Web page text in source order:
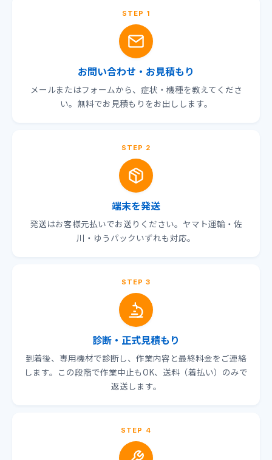
STEP 1
お問い合わせ・お見積もり
メールまたはフォームから、症状・機種を教えてくださ
い。無料でお見積もりをお出しします。
STEP 2
端末を発送
発送はお客様元払いでお送りください。ヤマト運輸・佐
川・ゆうパックいずれも対応。
STEP 3
診断・正式見積もり
到着後、専用機材で診断し、作業内容と最終料金をご連絡
します。この段階で作業中止もOK、送料（着払い）のみで
返送します。
STEP 4